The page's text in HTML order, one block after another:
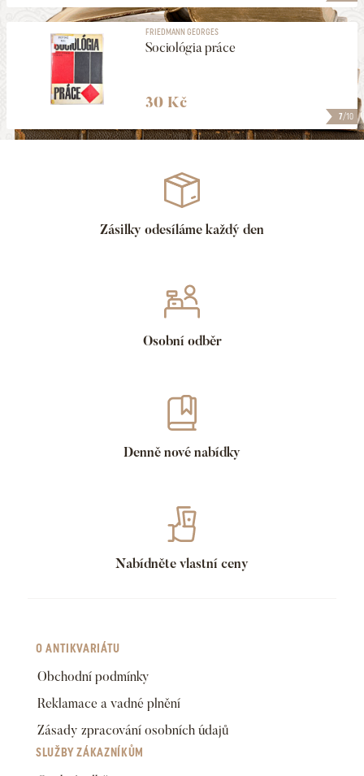
7/10
FRIEDMANN GEORGES
Sociológia práce
30 Kč
Zásilky odesíláme každý den
Osobní odběr
Denně nové nabídky
Nabídněte vlastní ceny
O ANTIKVARIÁTU
Obchodní podmínky
Reklamace a vadné plnění
Zásady zpracování osobních údajů
SLUŽBY ZÁKAZNÍKŮM